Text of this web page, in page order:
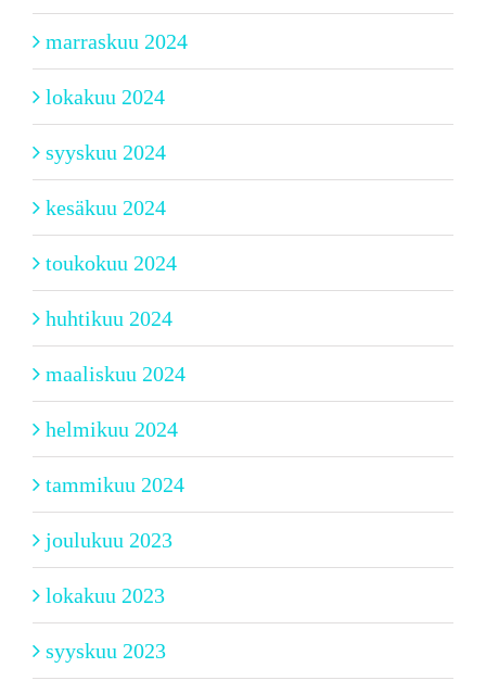
marraskuu 2024
lokakuu 2024
syyskuu 2024
kesäkuu 2024
toukokuu 2024
huhtikuu 2024
maaliskuu 2024
helmikuu 2024
tammikuu 2024
joulukuu 2023
lokakuu 2023
syyskuu 2023